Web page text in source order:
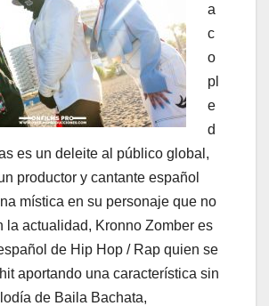
a
c
o
pl
e
d
es un deleite al público global,
productor y cantante español
mística en su personaje que no
la actualidad, Kronno Zomber es
de Hip Hop / Rap quien se
aportando una característica sin
de Baila Bachata,